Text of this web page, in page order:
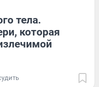
тела.
которая